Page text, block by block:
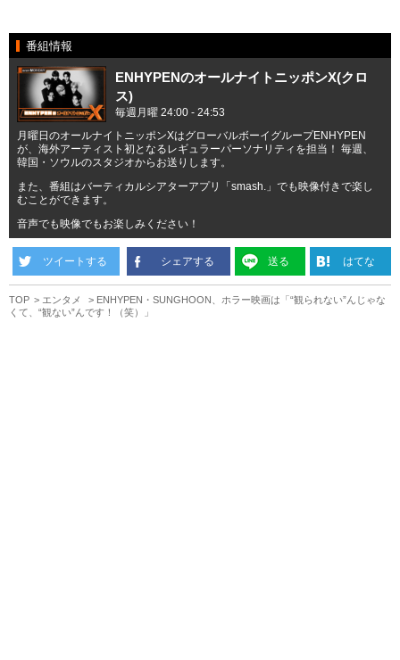
番組情報
ENHYPENのオールナイトニッポンX(クロ
ス)
毎週月曜 24:00 - 24:53
月曜日のオールナイトニッポンXはグローバルボーイグループENHYPEN
が、海外アーティスト初となるレギュラーパーソナリティを担当！ 毎週、
韓国・ソウルのスタジオからお送りします。
また、番組はバーティカルシアターアプリ「smash.」でも映像付きで楽し
むことができます。
音声でも映像でもお楽しみください！
ツイートする シェアする 送る はてな
TOP エンタメ
ENHYPEN・SUNGHOON、ホラー映画は「“観られない”んじゃな
くて、“観ない”んです！（笑）」